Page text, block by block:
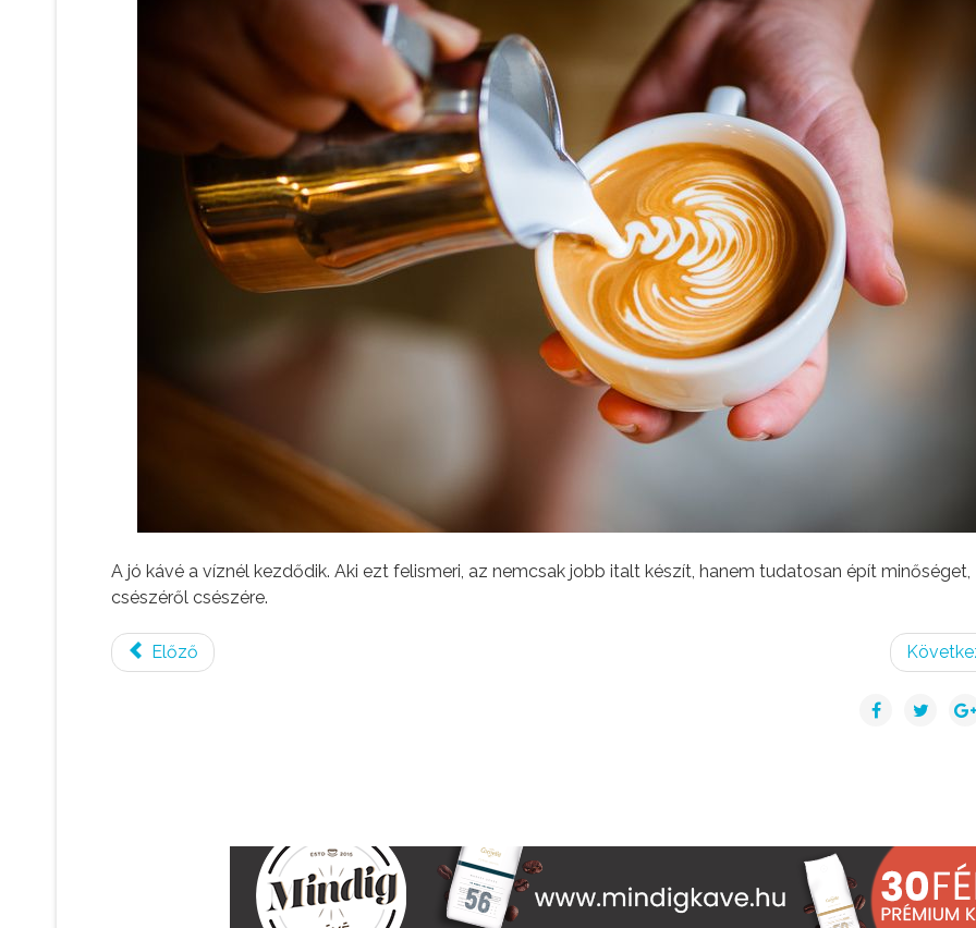
A jó kávé a víznél kezdődik. Aki ezt felismeri, az nemcsak jobb italt készít, hanem tudatosan épít minőséget,
csészéről csészére.
Előző